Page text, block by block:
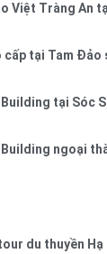
Việt Tràng An
cấp tại Tam
tại Sóc
ngoại
du thuyền